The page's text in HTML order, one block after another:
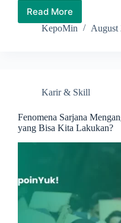
Read More
Susah
Cari
Biar
Makin
Besar!
KepoMin August
Karir & Skill
Fenomena Sarjana
yang Bisa Kita Lakukan?